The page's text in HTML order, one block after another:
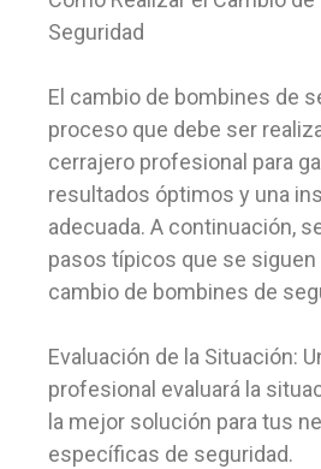
Seguridad
El cambio de bombines de
proceso que debe ser
cerrajero profesional para
resultados óptimos y una
adecuada. A continuación,
pasos típicos que se siguen
cambio de bombines de
Evaluación de la Situación:
profesional evaluará la
la mejor solución para tus
específicas de seguridad.